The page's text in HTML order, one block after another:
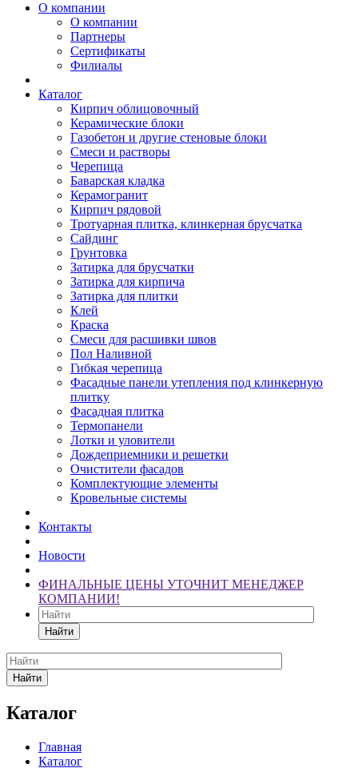
О компании
О компании
Партнеры
Сертификаты
Филиалы
Каталог
Кирпич облицовочный
Керамические блоки
Газобетон и другие стеновые блоки
Смеси и растворы
Черепица
Баварская кладка
Керамогранит
Кирпич рядовой
Тротуарная плитка, клинкерная брусчатка
Сайдинг
Грунтовка
Затирка для брусчатки
Затирка для кирпича
Затирка для плитки
Клей
Краска
Смеси для расшивки швов
Пол Наливной
Гибкая черепица
Фасадные панели утепления под клинкерную
плитку
Фасадная плитка
Термопанели
Лотки и уловители
Дождеприемники и решетки
Очистители фасадов
Комплектующие элементы
Кровельные системы
Контакты
Новости
ФИНАЛЬНЫЕ ЦЕНЫ УТОЧНИТ МЕНЕДЖЕР
КОМПАНИИ!
Найти
Найти
Каталог
Главная
Каталог